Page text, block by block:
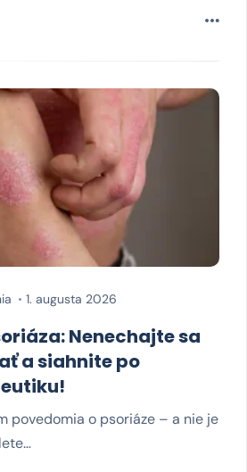
1. augusta 2026
Nenechajte sa
a siahnite po
povedomia o psoriáze – a nie je